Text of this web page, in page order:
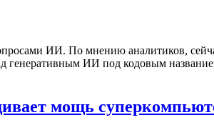
ИИ. По мнению аналитиков,
генеративным ИИ под кодовым
мощь